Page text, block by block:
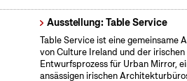
Ausstellung: Table Service
Table Service ist eine gemeinsame
von Culture Ireland und der
Entwurfsprozess für Urban Mirror,
ansässigen irischen